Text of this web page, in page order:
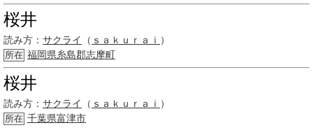
桜井
読み方： サクライ （ ｓａｋｕｒａｉ ）
所在 福岡県糸島郡志摩町
桜井
読み方： サクライ （ ｓａｋｕｒａｉ ）
所在 千葉県富津市